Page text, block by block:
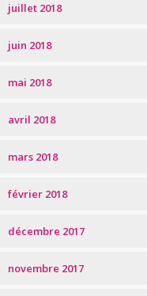
juillet 2018
juin 2018
mai 2018
avril 2018
mars 2018
février 2018
décembre 2017
novembre 2017